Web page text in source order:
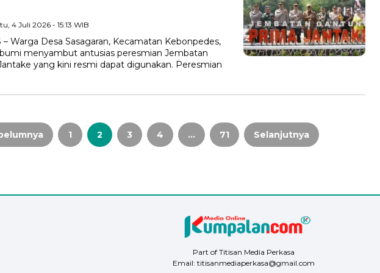
4 Juli 2026 - 15:13 WIB
Warga Desa Sasagaran, Kecamatan Kebonpedes,
menyambut antusias peresmian Jembatan
yang kini resmi dapat digunakan. Peresmian
1 2 3 4 … 71 Selanjutnya
Part of Titisan Media Perkasa
Email: titisanmediaperkasa@gmail.com